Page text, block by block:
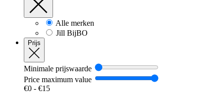
Alle merken
Jill BijBO
Prijs
Minimale prijswaarde
Price maximum value
€0 - €15